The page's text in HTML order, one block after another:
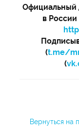
Официальный
в России
(t.me/
(
Вернуться на